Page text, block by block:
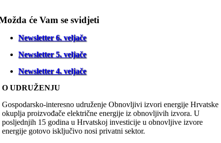
će Vam se svidjeti
Newsletter 6. veljače
Newsletter 5. veljače
Newsletter 4. veljače
O UDRUŽENJU
Gospodarsko-interesno udruženje Obnovljivi izvori energije Hrvatske
okuplja proizvođače električne energije iz obnovljivih izvora. U
posljednjih 15 godina u Hrvatskoj investicije u obnovljive izvore
energije gotovo isključivo nosi privatni sektor.